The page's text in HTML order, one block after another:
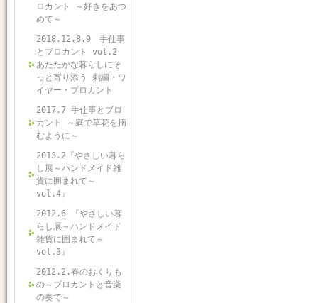
ロカント ～好きをあつ
めて～
2018.12.8.9 手仕事
とブロカント vol.2
あたたかな暮らしにそ
っと寄り添う 刺繍・ワ
イヤー・ブロカント
2017.7 手仕事とブロ
カント ～庭で草花を摘
むように～
2013.2『やさしい暮ら
し展～ハンドメイド雑
貨に囲まれて～
vol.4』
2012.6 『やさしい暮
らし展～ハンドメイド
雑貨に囲まれて～
vol.3』
2012.2.春のおくりも
の～ブロカントと音楽
の奏で～